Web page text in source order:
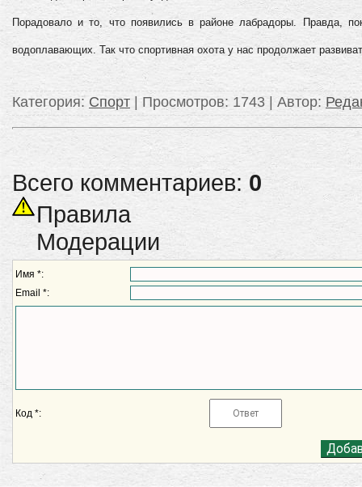
Порадовало и то, что появились в районе лабрадоры. Правда,
водоплавающих. Так что спортивная охота у нас продолжает
Категория: Спорт | Просмотров: 1743 | Автор:
Всего комментариев: 0
Правила
Модерации
Имя *:
Email *:
Код *: